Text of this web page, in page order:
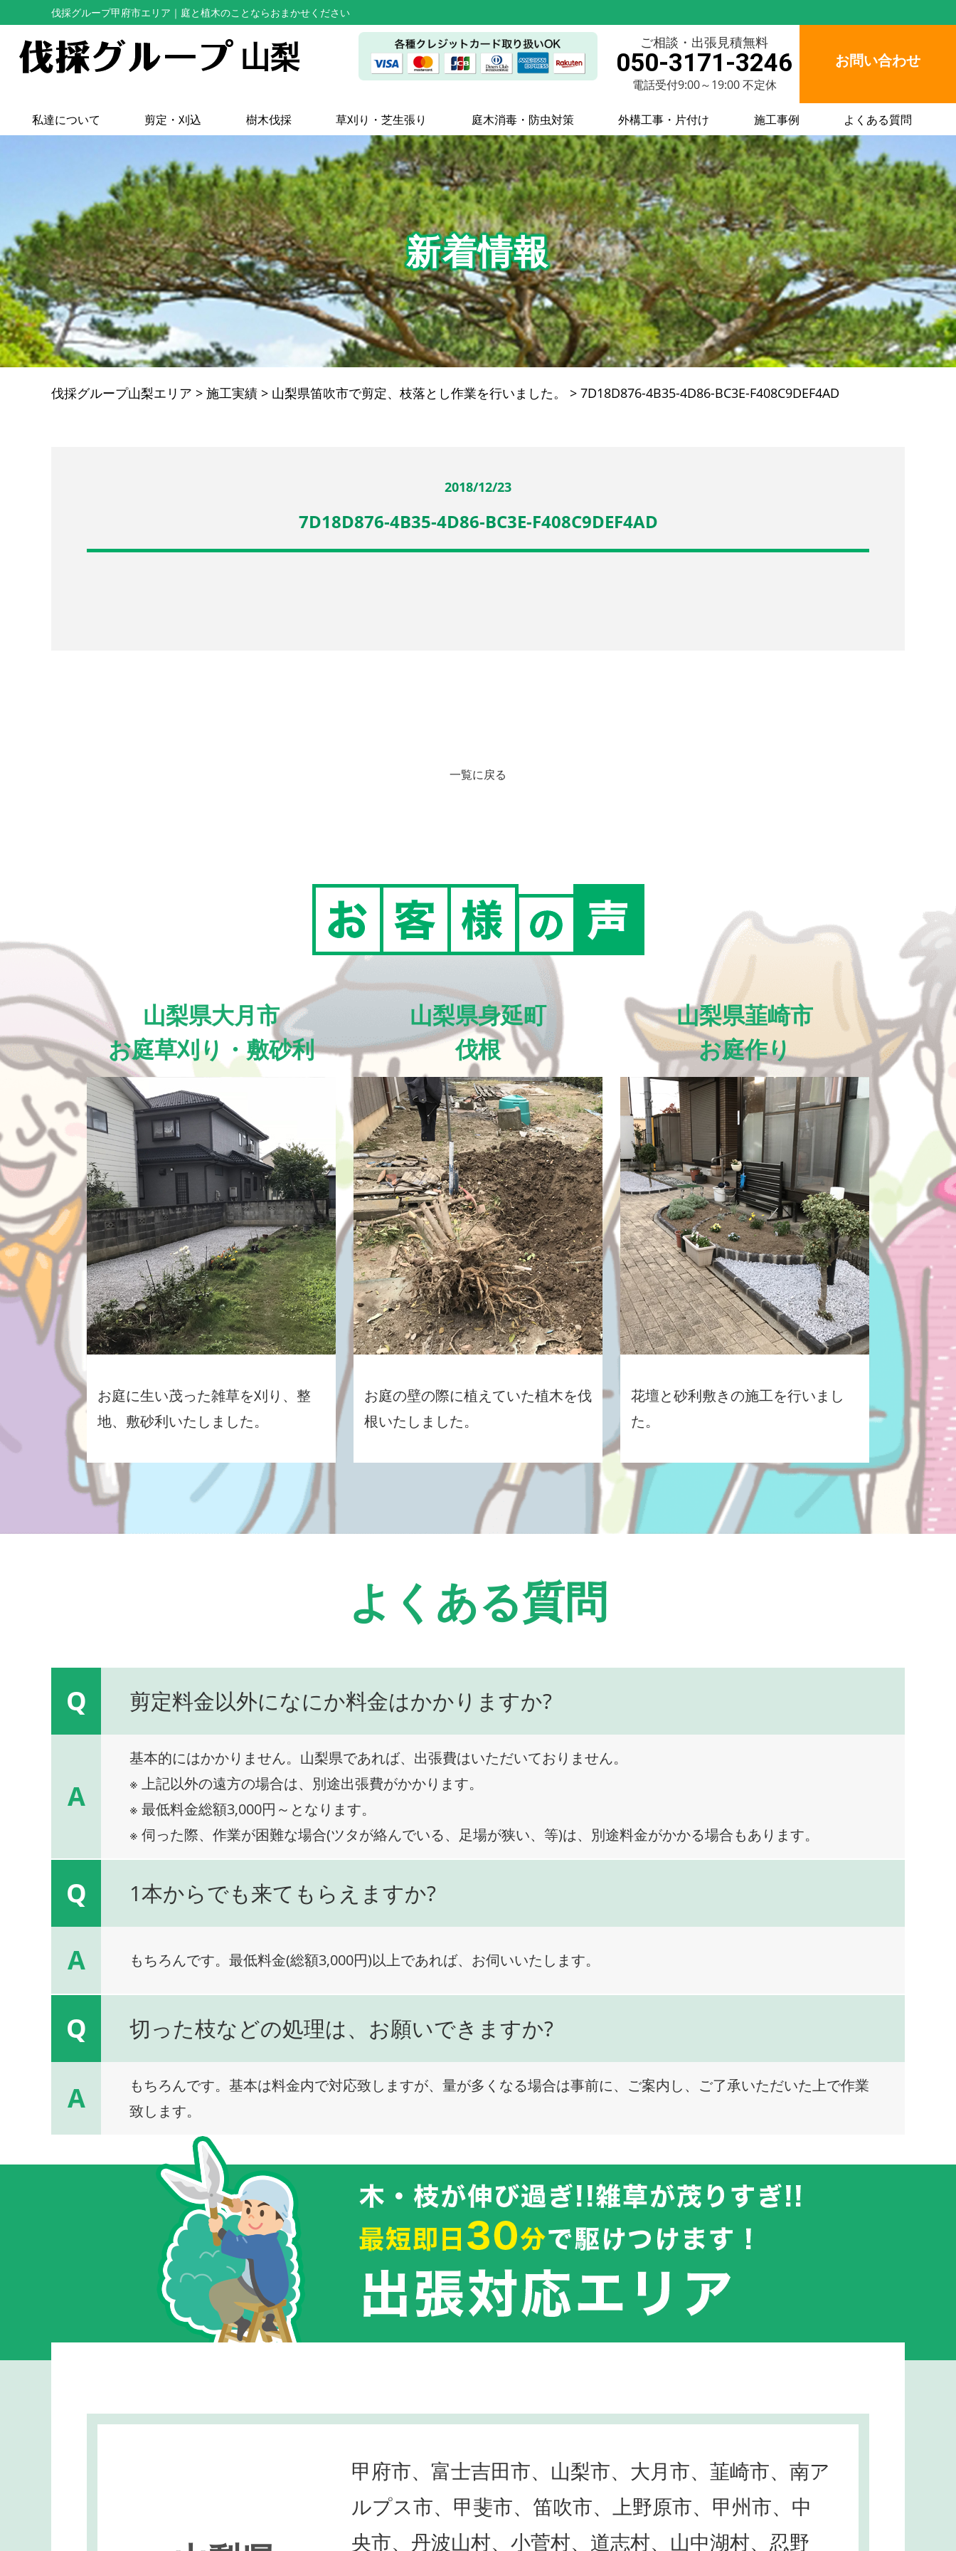
伐採グループ甲府市エリア ｜庭と植木のことならおまかせください
山梨 ご相談・出張見積無料
050-3171-3246
電話受付9:00～19:00 不定休
お問い合わせ
私達について 剪定・刈込 樹木伐採 草刈り・芝生張り 庭木消毒・防虫対策 外構工事・片付け 施工事例 よくある質問
新着情報
伐採グループ山梨エリア > 施工実績 > 山梨県笛吹市で剪定、枝落とし作業を行いました。 > 7D18D876-4B35-4D86-BC3E-F408C9DEF4AD
2018/12/23
7D18D876-4B35-4D86-BC3E-F408C9DEF4AD
一覧に戻る
山梨県大月市
お庭草刈り・敷砂利
お庭に生い茂った雑草を刈り、整
地、敷砂利いたしました。
山梨県身延町
伐根
お庭の壁の際に植えていた植木を伐
根いたしました。
山梨県韮崎市
お庭作り
花壇と砂利敷きの施工を行いまし
た。
よくある質問
Q 剪定料金以外になにか料金はかかりますか?
A
基本的にはかかりません。山梨県であれば、出張費はいただいておりません。
※ 上記以外の遠方の場合は、別途出張費がかかります。
※ 最低料金総額3,000円～となります。
※ 伺った際、作業が困難な場合(ツタが絡んでいる、足場が狭い、等)は、別途料金がかかる場合もあります。
Q 1本からでも来てもらえますか?
A もちろんです。最低料金(総額3,000円)以上であれば、お伺いいたします。
Q 切った枝などの処理は、お願いできますか?
A
もちろんです。基本は料金内で対応致しますが、量が多くなる場合は事前に、ご案内し、ご了承いただいた上で作業
致します。
甲府市、富士吉田市、山梨市、大月市、韮崎市、南ア
ルプス市、甲斐市、笛吹市、上野原市、甲州市、中
央市、丹波山村、小菅村、道志村、山中湖村、忍野